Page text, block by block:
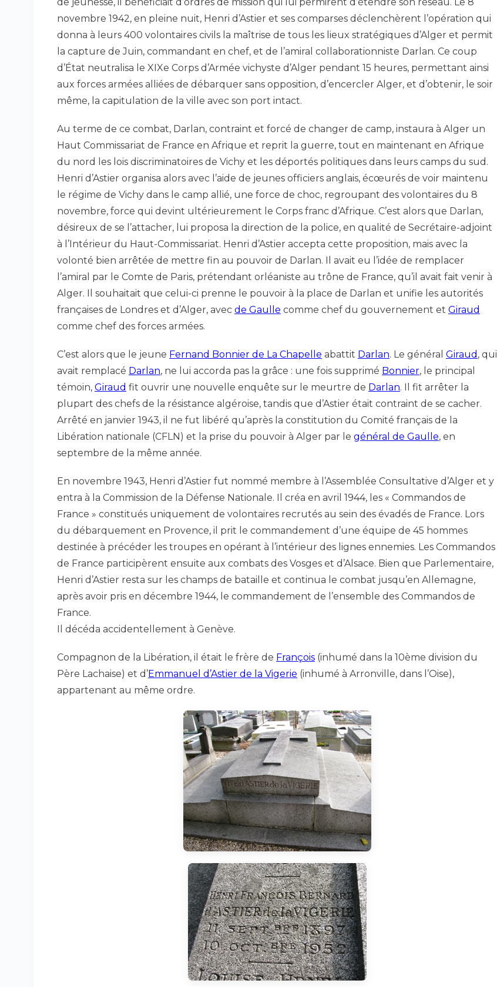
novembre 1942, en pleine nuit, Henri d’Astier et ses comparses déclenchèrent l’opération qui
donna à leurs 400 volontaires civils la maîtrise de tous les lieux stratégiques d’Alger et permit
la capture de Juin, commandant en chef, et de l’amiral collaborationniste Darlan. Ce coup
d’État neutralisa le XIXe Corps d’Armée vichyste d’Alger pendant 15 heures, permettant ainsi
aux forces armées alliées de débarquer sans opposition, d’encercler Alger, et d’obtenir, le soir
même, la capitulation de la ville avec son port intact.
Au terme de ce combat, Darlan, contraint et forcé de changer de camp, instaura à Alger un
Haut Commissariat de France en Afrique et reprit la guerre, tout en maintenant en Afrique
du nord les lois discriminatoires de Vichy et les déportés politiques dans leurs camps du sud.
Henri d’Astier organisa alors avec l’aide de jeunes officiers anglais, écœurés de voir maintenu
le régime de Vichy dans le camp allié, une force de choc, regroupant des volontaires du 8
novembre, force qui devint ultérieurement le Corps franc d’Afrique. C’est alors que Darlan,
désireux de se l’attacher, lui proposa la direction de la police, en qualité de Secrétaire-adjoint
à l’Intérieur du Haut-Commissariat. Henri d’Astier accepta cette proposition, mais avec la
volonté bien arrêtée de mettre fin au pouvoir de Darlan. Il avait eu l’idée de remplacer
l’amiral par le Comte de Paris, prétendant orléaniste au trône de France, qu’il avait fait venir à
Alger. Il souhaitait que celui-ci prenne le pouvoir à la place de Darlan et unifie les autorités
françaises de Londres et d’Alger, avec de Gaulle comme chef du gouvernement et Giraud
comme chef des forces armées.
C’est alors que le jeune Fernand Bonnier de La Chapelle abattit Darlan. Le général Giraud , qui
avait remplacé Darlan, ne lui accorda pas la grâce : une fois supprimé Bonnier, le principal
témoin, Giraud fit ouvrir une nouvelle enquête sur le meurtre de Darlan. Il fit arrêter la
plupart des chefs de la résistance algéroise, tandis que d’Astier était contraint de se cacher.
Arrêté en janvier 1943, il ne fut libéré qu’après la constitution du Comité français de la
Libération nationale (CFLN) et la prise du pouvoir à Alger par le général de Gaulle, en
septembre de la même année.
En novembre 1943, Henri d’Astier fut nommé membre à l’Assemblée Consultative d’Alger et y
entra à la Commission de la Défense Nationale. Il créa en avril 1944, les « Commandos de
France » constitués uniquement de volontaires recrutés au sein des évadés de France. Lors
du débarquement en Provence, il prit le commandement d’une équipe de 45 hommes
destinée à précéder les troupes en opérant à l’intérieur des lignes ennemies. Les Commandos
de France participèrent ensuite aux combats des Vosges et d’Alsace. Bien que Parlementaire,
Henri d’Astier resta sur les champs de bataille et continua le combat jusqu’en Allemagne,
après avoir pris en décembre 1944, le commandement de l’ensemble des Commandos de
France.
Il décéda accidentellement à Genève.
Compagnon de la Libération, il était le frère de François (inhumé dans la 10ème division du
Père Lachaise) et d’Emmanuel d’Astier de la Vigerie (inhumé à Arronville, dans l’Oise),
appartenant au même ordre.